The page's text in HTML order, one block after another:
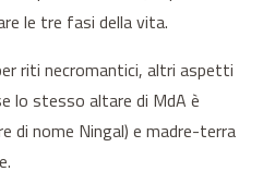
le tre fasi della vita.
riti necromantici, altri aspetti
lo stesso altare di MdA è
di nome Ningal) e madre-terra